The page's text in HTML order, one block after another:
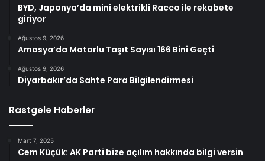
BYD, Japonya’da mini elektrikli Racco ile rekabete
giriyor
Ağustos 9, 2026
Amasya’da Motorlu Taşıt Sayısı 166 Bini Geçti
Ağustos 9, 2026
Diyarbakır’da Sahte Para Bilgilendirmesi
Rastgele Haberler
Mart 7, 2025
Cem Küçük: AK Parti bize açılım hakkında bilgi versin